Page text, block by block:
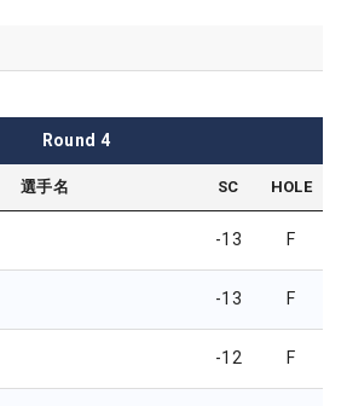
Round 4
選手名 SC HOLE
-13 F
-13 F
-12 F